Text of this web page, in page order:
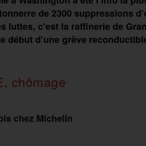
de 2300 suppressions
luttes, c’est la raffinerie de
début d’une grève
chômage
chez Michelin